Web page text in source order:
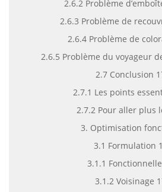
2.6.2 Problème
2.6.3 Problème de
2.6.4 Problème de
2.6.5 Problème du voyageur
2.7 Conclusion
2.7.1 Les points
2.7.2 Pour aller plus
3. Optimisation
3.1 Formulation
3.1.1
3.1.2 Voisinage